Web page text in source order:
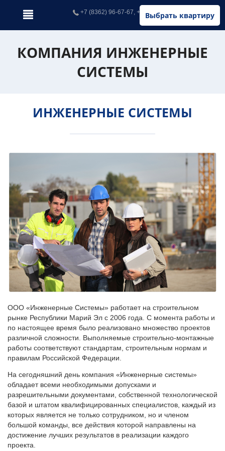
Выбрать квартиру
+7 (8362) 96-67-67, +7 (902) 326-67-67
КОМПАНИЯ ИНЖЕНЕРНЫЕ
СИСТЕМЫ
ИНЖЕНЕРНЫЕ СИСТЕМЫ
ООО «Инженерные Системы» работает на строительном
рынке Республики Марий Эл с 2006 года. С момента работы и
по настоящее время было реализовано множество проектов
различной сложности. Выполняемые строительно-монтажные
работы соответствуют стандартам, строительным нормам и
правилам Российской Федерации.
На сегодняшний день компания «Инженерные системы»
обладает всеми необходимыми допусками и
разрешительными документами, собственной технологической
базой и штатом квалифицированных специалистов, каждый из
которых является не только сотрудником, но и членом
большой команды, все действия которой направлены на
достижение лучших результатов в реализации каждого
проекта.